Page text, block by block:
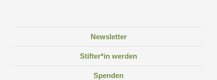
Newsletter
Stifter*in werden
Spenden